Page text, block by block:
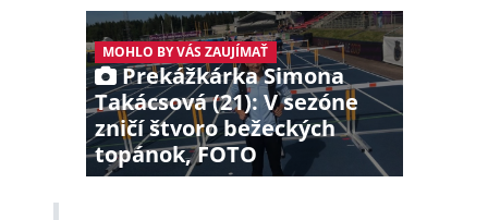
MOHLO BY VÁS ZAUJÍMAŤ
Prekážkárka Simona
Takácsová (21): V sezóne
zničí štvoro bežeckých
topánok, FOTO